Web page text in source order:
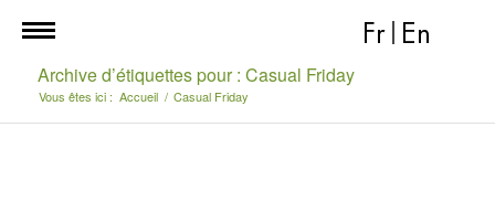
Fr En
Archive d’étiquettes pour : Casual Friday
Vous êtes ici : Accueil / Casual Friday